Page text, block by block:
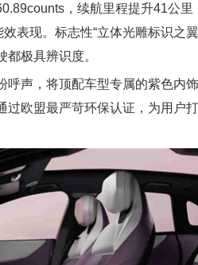
，续航里程提升41公里
表现。标志性“立体光雕标识之
极具辨识度。
呼声，将顶配车型专属的紫色内
过欧盟最严苛环保认证，为用户